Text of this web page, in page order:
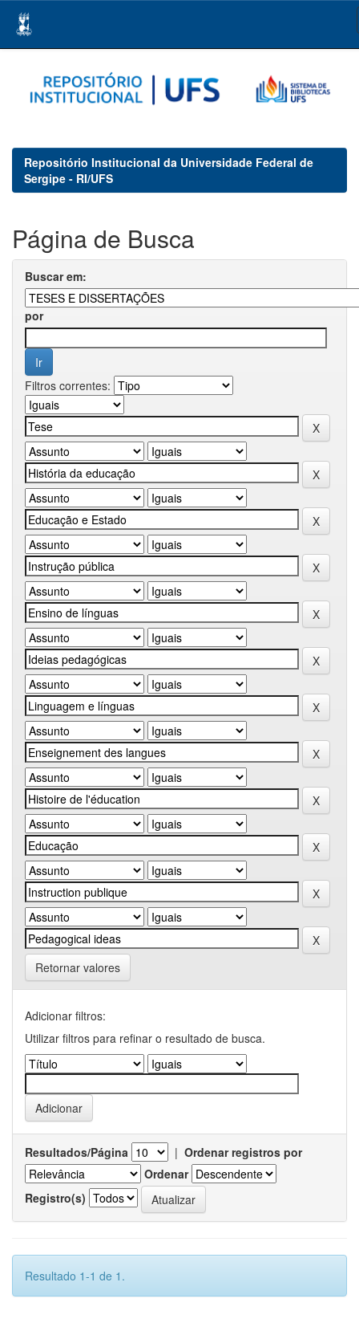
navigation
Repositório Institucional da Universidade Federal de
Sergipe - RI/UFS
Página de Busca
Buscar em:
por
Filtros correntes:
Retornar valores
Adicionar filtros:
Utilizar filtros para refinar o resultado de busca.
Resultados/Página | Ordenar registros por
Ordenar
Registro(s)
Resultado 1-1 de 1.